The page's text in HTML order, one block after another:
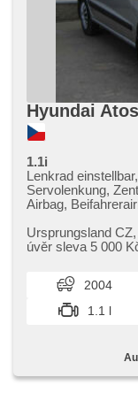
Hyundai Atos
1.1i
Lenkrad
Servolenkung,
Airbag,
Ursprungsland
úvěr sleva 5 000
2004
1.1 l